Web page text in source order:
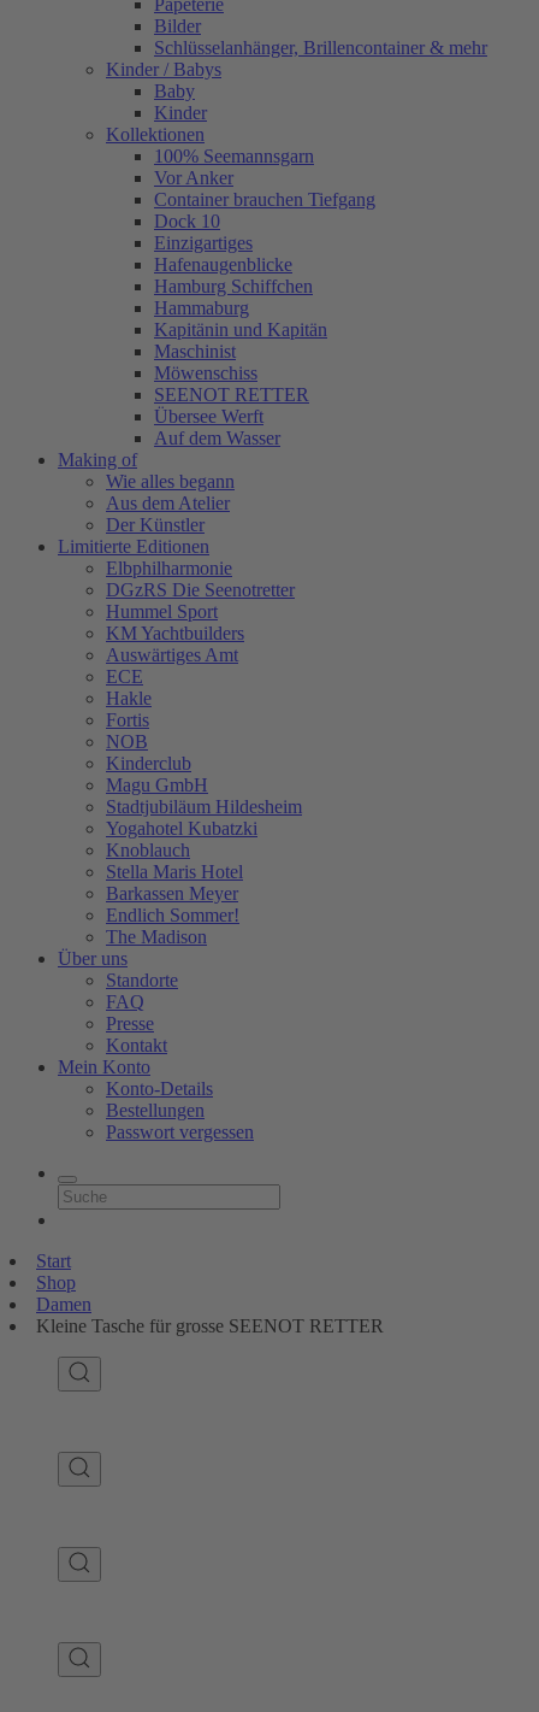
Papeterie
Bilder
Schlüsselanhänger, Brillencontainer & mehr
Kinder / Babys
Baby
Kinder
Kollektionen
100% Seemannsgarn
Vor Anker
Container brauchen Tiefgang
Dock 10
Einzigartiges
Hafenaugen­blicke
Hamburg Schiffchen
Hammaburg
Kapitänin und Kapitän
Maschinist
Möwenschiss
SEENOT RETTER
Übersee Werft
Auf dem Wasser
Making of
Wie alles begann
Aus dem Atelier
Der Künstler
Limitierte Editionen
Elbphilharmonie
DGzRS Die Seenotretter
Hummel Sport
KM Yachtbuilders
Auswärtiges Amt
ECE
Hakle
Fortis
NOB
Kinderclub
Magu GmbH
Stadtjubiläum Hildesheim
Yogahotel Kubatzki
Knoblauch
Stella Maris Hotel
Barkassen Meyer
Endlich Sommer!
The Madison
Über uns
Standorte
FAQ
Presse
Kontakt
Mein Konto
Konto-Details
Bestellungen
Passwort vergessen
Start
Shop
Damen
Kleine Tasche für grosse SEENOT RETTER